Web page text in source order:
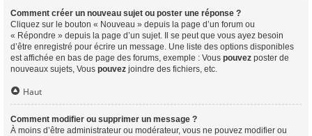
Comment créer un nouveau sujet ou poster une réponse ?
Cliquez sur le bouton « Nouveau » depuis la page d’un forum ou
« Répondre » depuis la page d’un sujet. Il se peut que vous ayez besoin
d’être enregistré pour écrire un message. Une liste des options disponibles
est affichée en bas de page des forums, exemple : Vous pouvez poster de
nouveaux sujets, Vous pouvez joindre des fichiers, etc.
Haut
Comment modifier ou supprimer un message ?
À moins d’être administrateur ou modérateur, vous ne pouvez modifier ou